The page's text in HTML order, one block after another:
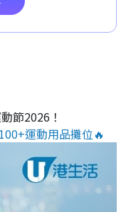
節2026！
運動用品攤位🔥